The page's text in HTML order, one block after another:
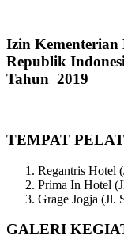
Izin
Republik
Tahun 2019
TEMPAT
Regantris Hotel
Prima In Hotel
Grage Jogja (Jl.
GALERI